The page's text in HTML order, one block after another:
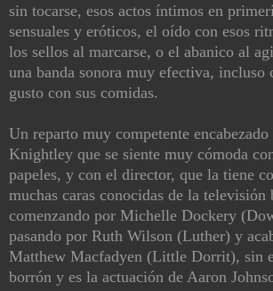
sin tocarse, esos actos íntimos en
sensuales y eróticos, el oído con esos
los sellos al marcarse, o el abanico al
una banda sonora muy efectiva, incluso
gusto con sus comidas.
Un reparto muy competente
Knightley que se siente muy cómoda
papeles, y con el director, que la tiene
muchas caras conocidas de la televisión
comenzando por Michelle Dockery
pasando por Ruth Wilson (Luther) y
Matthew Macfadyen (Little Dorrit), sin
borrón y es la actuación de Aaron